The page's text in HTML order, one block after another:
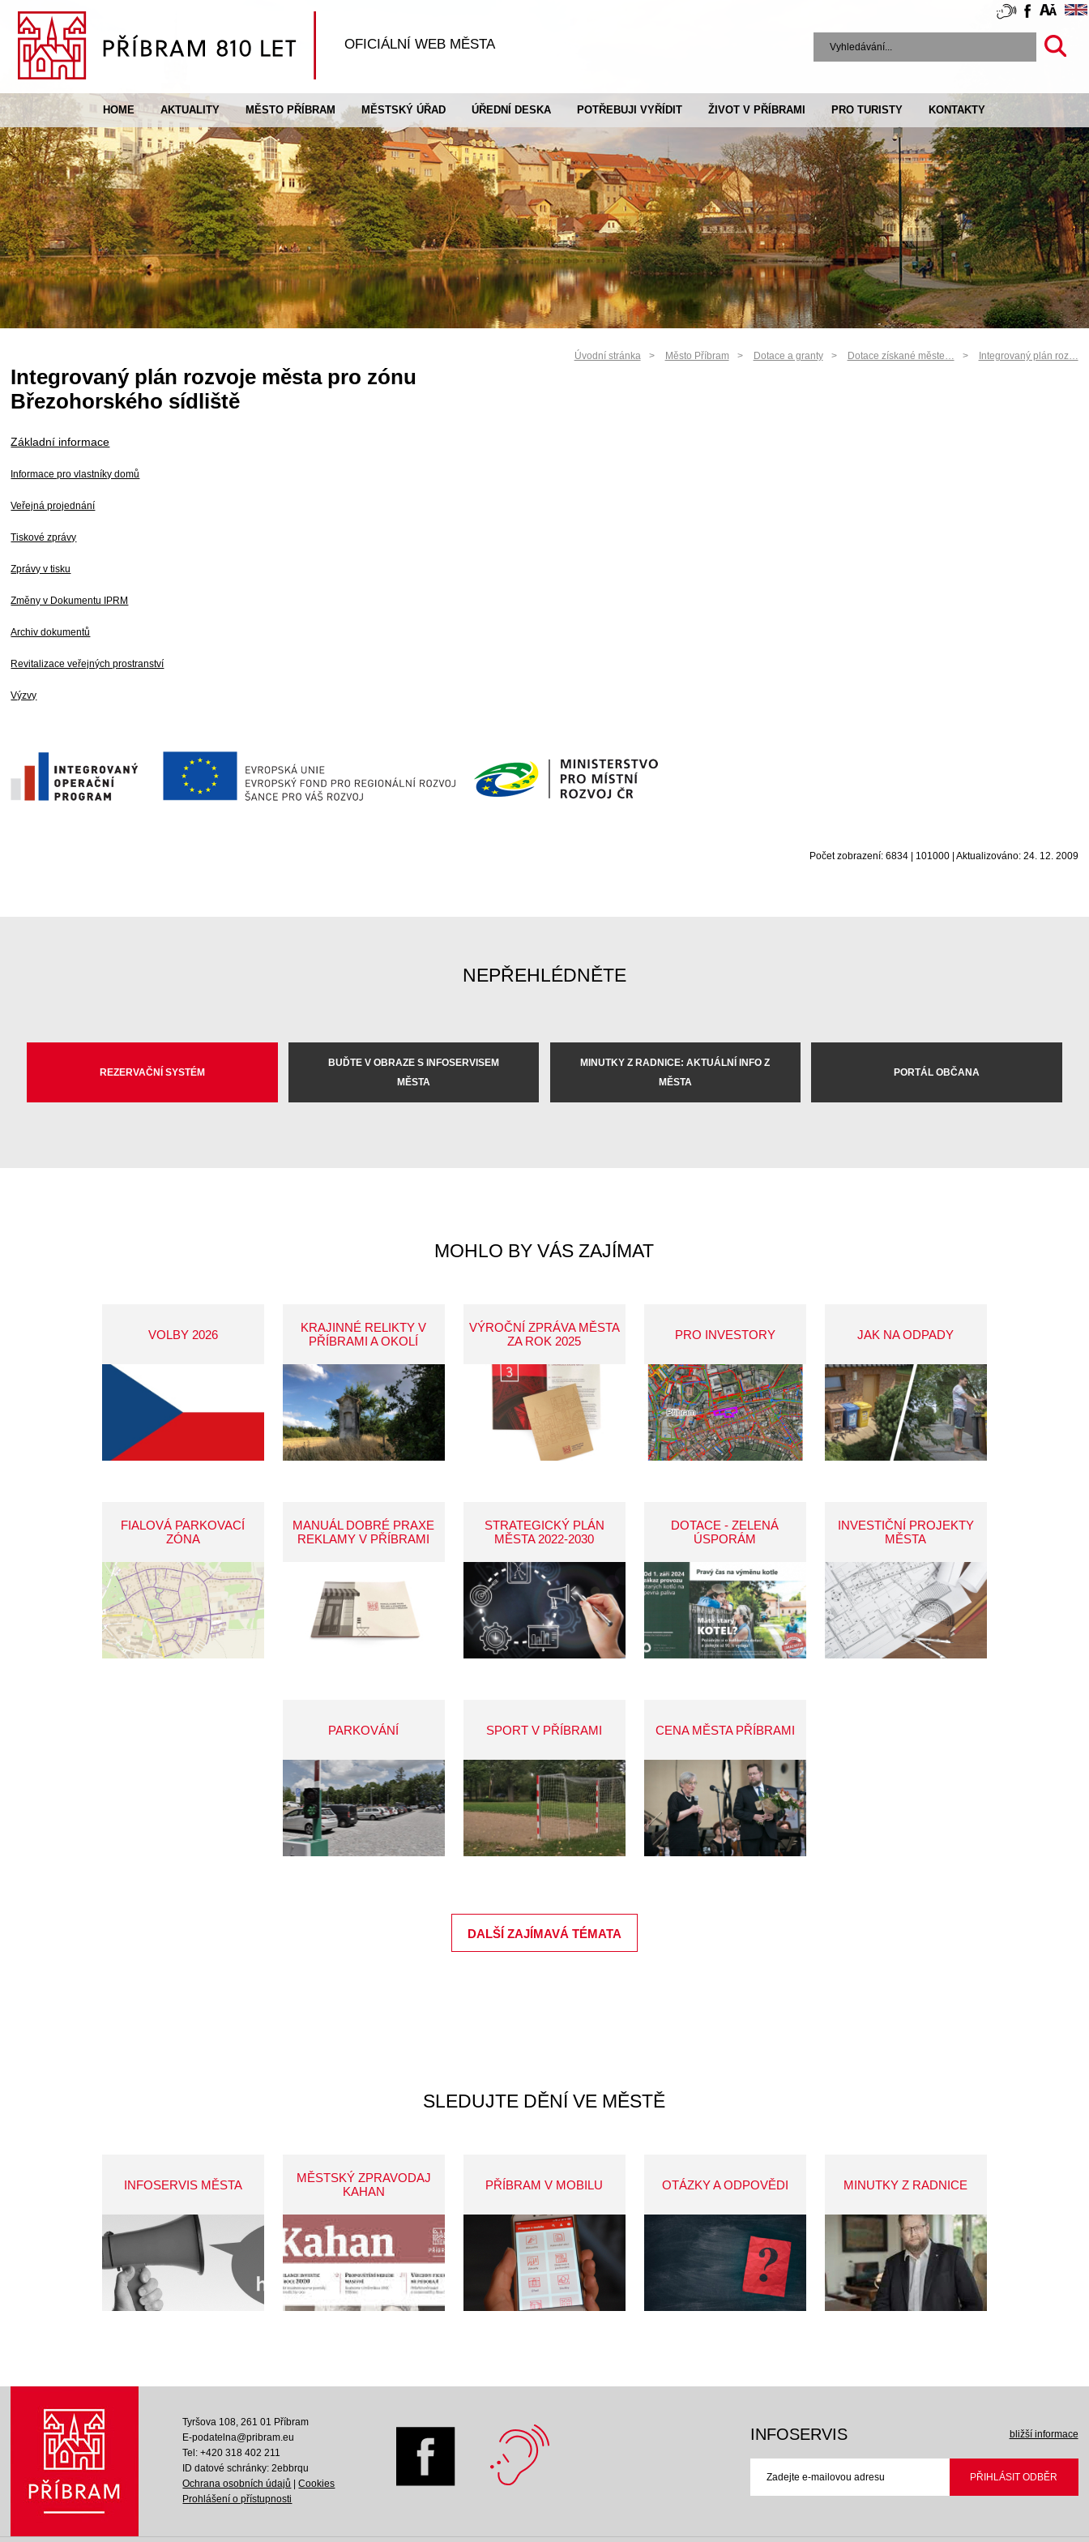
OFICIÁLNÍ WEB MĚSTA
HOME AKTUALITY MĚSTO PŘÍBRAM MĚSTSKÝ ÚŘAD ÚŘEDNÍ DESKA POTŘEBUJI VYŘÍDIT ŽIVOT V PŘÍBRAMI PRO TURISTY KONTAKTY
Úvodní stránka Město Příbram Dotace a granty Dotace získané měste… Integrovaný plán roz…
Integrovaný plán rozvoje města pro zónu
Březohorského sídliště
Základní informace
Informace pro vlastníky domů
Veřejná projednání
Tiskové zprávy
Zprávy v tisku
Změny v Dokumentu IPRM
Archiv dokumentů
Revitalizace veřejných prostranství
Výzvy
Počet zobrazení: 6834 | 101000 | Aktualizováno: 24. 12. 2009
NEPŘEHLÉDNĚTE
REZERVAČNÍ SYSTÉM
BUĎTE V OBRAZE S INFOSERVISEM
MĚSTA
MINUTKY Z RADNICE: AKTUÁLNÍ INFO Z
MĚSTA
PORTÁL OBČANA
MOHLO BY VÁS ZAJÍMAT
VOLBY 2026
KRAJINNÉ RELIKTY V
PŘÍBRAMI A OKOLÍ
VÝROČNÍ ZPRÁVA MĚSTA
ZA ROK 2025
PRO INVESTORY JAK NA ODPADY
FIALOVÁ PARKOVACÍ
ZÓNA
MANUÁL DOBRÉ PRAXE
REKLAMY V PŘÍBRAMI
STRATEGICKÝ PLÁN
MĚSTA 2022-2030
DOTACE - ZELENÁ
ÚSPORÁM
INVESTIČNÍ PROJEKTY
MĚSTA
PARKOVÁNÍ SPORT V PŘÍBRAMI CENA MĚSTA PŘÍBRAMI
DALŠÍ ZAJÍMAVÁ TÉMATA
SLEDUJTE DĚNÍ VE MĚSTĚ
INFOSERVIS MĚSTA
MĚSTSKÝ ZPRAVODAJ
KAHAN
PŘÍBRAM V MOBILU OTÁZKY A ODPOVĚDI MINUTKY Z RADNICE
Tyršova 108, 261 01 Příbram
E-podatelna@pribram.eu
Tel: +420 318 402 211
ID datové schránky: 2ebbrqu
Ochrana osobních údajů
|Cookies
Prohlášení o přístupnosti
INFOSERVIS bližší informace